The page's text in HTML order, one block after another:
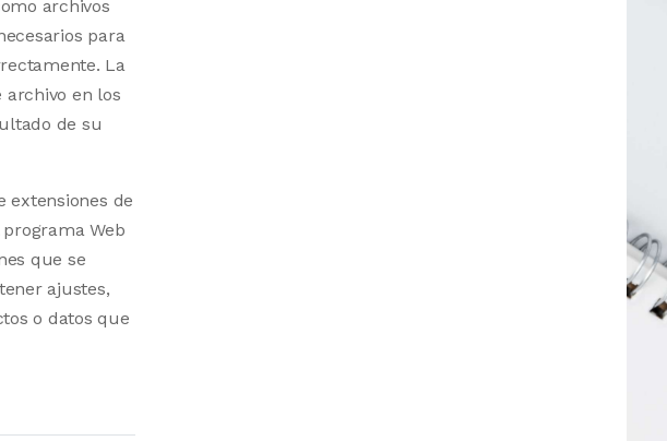
archivos
para
La
archivo en los
de su
extensiones de
Web
que se
ajustes,
o datos que